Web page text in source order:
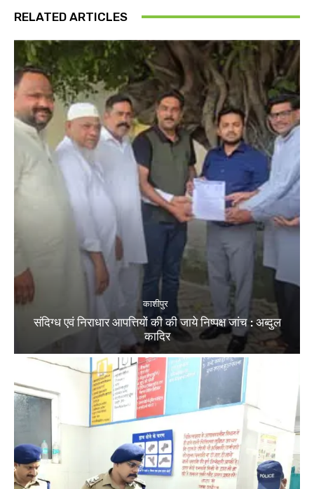
RELATED ARTICLES
काशीपुर
संदिग्ध एवं निराधार आपत्तियों की की जाये निष्पक्ष जांच : अब्दुल
कादिर